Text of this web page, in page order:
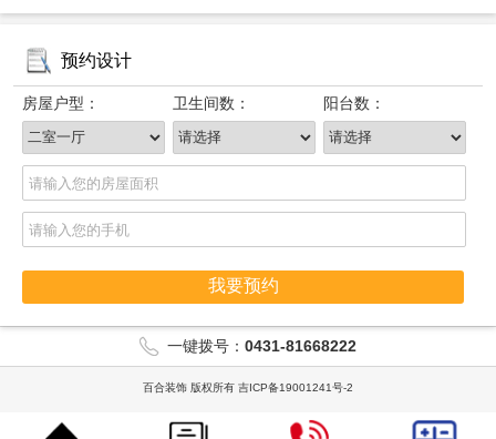
预约设计
房屋户型： 卫生间数： 阳台数：
我要预约
一键拨号： 0431-81668222
百合装饰 版权所有 吉ICP备19001241号-2